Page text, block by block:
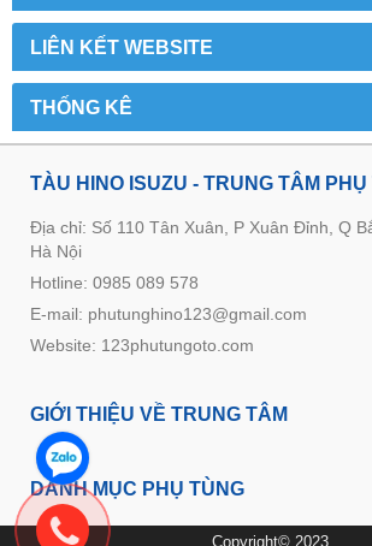
LIÊN KẾT WEBSITE
THỐNG KÊ
TÀU HINO ISUZU - TRUNG TÂM PHỤ
Địa chỉ: Số 110 Tân Xuân, P Xuân Đỉnh, Q
Hà Nội
Hotline: 0985 089 578
E-mail: phutunghino123@gmail.com
Website: 123phutungoto.com
GIỚI THIỆU VỀ TRUNG TÂM
DANH MỤC PHỤ TÙNG
Copyright© 2023